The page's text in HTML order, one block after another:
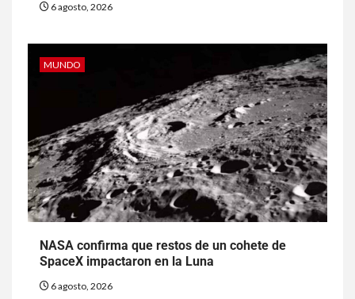
6 agosto, 2026
MUNDO
NASA confirma que restos de un cohete de
SpaceX impactaron en la Luna
6 agosto, 2026